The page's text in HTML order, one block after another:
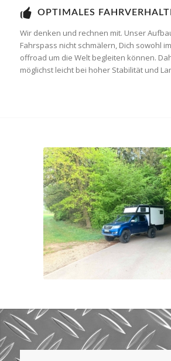
OPTIMALES
Wir denken und rechnen mit. Unser
Fahrspass nicht schmälern, Dich sowohl
offroad um die Welt begleiten können.
möglichst leicht bei hoher Stabilität und